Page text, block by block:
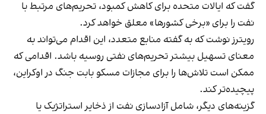
گفت که ایالات متحده برای کاهش کمبود، تحریم‌های مرتبط با
نفت را برای «برخی کشورها» معلق خواهد کرد.
رویترز نوشت که به گفته منابع متعدد، این اقدام می‌تواند به
معنای تسهیل بیشتر تحریم‌های نفتی روسیه باشد. اقدامی که
ممکن است تلاش‌ها را برای مجازات مسکو بابت جنگ در اوکراین،
پیچیده‌تر کند.
گزینه‌های دیگر، شامل آزادسازی نفت از ذخایر استراتژیک یا